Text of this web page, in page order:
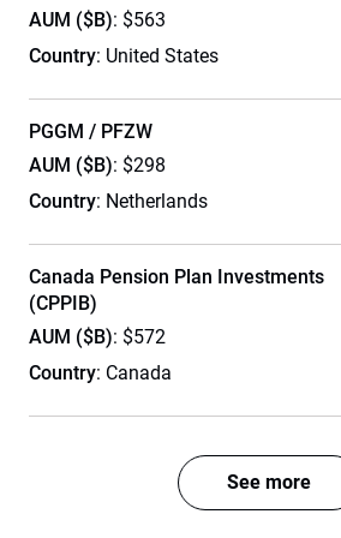
AUM ($B): $563
Country: United States
PGGM / PFZW
AUM ($B): $298
Country: Netherlands
Canada Pension Plan Investments
(CPPIB)
AUM ($B): $572
Country: Canada
See more